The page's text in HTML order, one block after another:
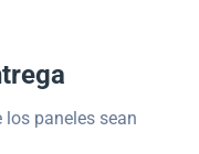
los paneles sean